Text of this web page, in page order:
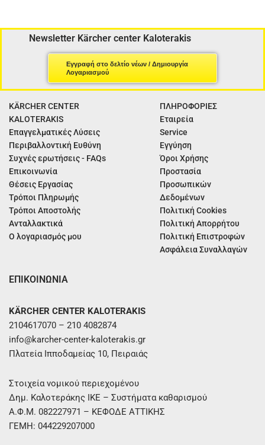
Newsletter Kärcher center Kaloterakis
Εγγραφή στο δελτίο νέων / Δημιουργία
Λογαριασμού
KÄRCHER CENTER
KALOTERAKIS
Επαγγελματικές Λύσεις
Περιβαλλοντική Ευθύνη
Συχνές ερωτήσεις - FAQs
Επικοινωνία
Θέσεις Εργασίας
Τρόποι Πληρωμής
Τρόποι Αποστολής
Ανταλλακτικά
Ο λογαριασμός μου
ΠΛΗΡΟΦΟΡΙΕΣ
Εταιρεία
Service
Εγγύηση
Όροι Χρήσης
Προστασία
Προσωπικών
Δεδομένων
Πολιτική Cookies
Πολιτική Απορρήτου
Πολιτική Επιστροφών
Ασφάλεια Συναλλαγών
ΕΠΙΚΟΙΝΩΝΙΑ
KÄRCHER CENTER KALOTERAKIS
2104617070 – 210 4082874
info@karcher-center-kaloterakis.gr
Πλατεία Ιπποδαμείας 10, Πειραιάς
Στοιχεία νομικού περιεχομένου
Δημ. Καλοτεράκης ΙΚΕ – Συστήματα καθαρισμού
Α.Φ.Μ. 082227971 – ΚΕΦΟΔΕ ΑΤΤΙΚΗΣ
ΓΕΜΗ: 044229207000